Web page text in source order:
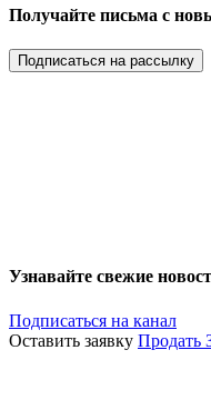
Получайте письма с
Подписаться на рассылку
Узнавайте свежие
Подписаться на канал
Оставить заявку Продать